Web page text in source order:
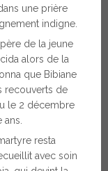
une prière
indigne.
de la jeune
alors de la
que Bibiane
recouverts de
le 2 décembre
ans.
resta
avec soin